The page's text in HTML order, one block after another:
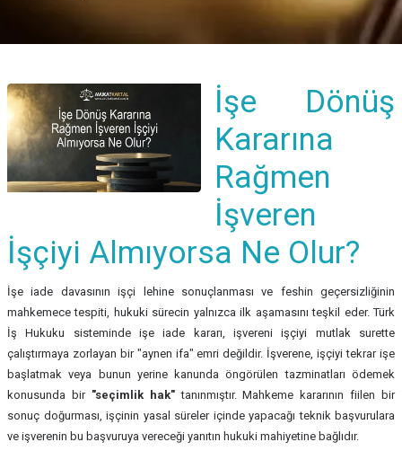
İşe Dönüş
Kararına
Rağmen
İşveren
İşçiyi Almıyorsa Ne Olur?
İşe iade davasının işçi lehine sonuçlanması ve feshin geçersizliğinin
mahkemece tespiti, hukuki sürecin yalnızca ilk aşamasını teşkil eder. Türk
İş Hukuku sisteminde işe iade kararı, işvereni işçiyi mutlak surette
çalıştırmaya zorlayan bir "aynen ifa" emri değildir. İşverene, işçiyi tekrar işe
başlatmak veya bunun yerine kanunda öngörülen tazminatları ödemek
konusunda bir "seçimlik hak"tanınmıştır. Mahkeme kararının fiilen bir
sonuç doğurması, işçinin yasal süreler içinde yapacağı teknik başvurulara
ve işverenin bu başvuruya vereceği yanıtın hukuki mahiyetine bağlıdır.